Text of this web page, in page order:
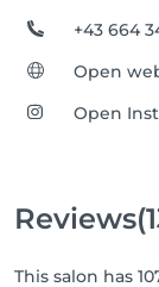
+43 664
Open
Open
Reviews
This salon has